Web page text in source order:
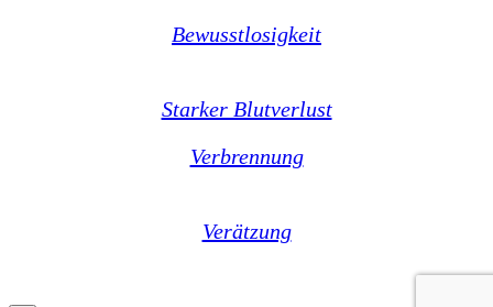
Bewusstlosigkeit
Starker Blutverlust
Verbrennung
Verätzung